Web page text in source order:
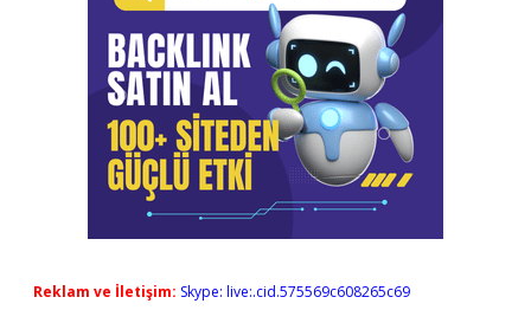
Reklam ve İletişim: Skype: live:.cid.575569c608265c69